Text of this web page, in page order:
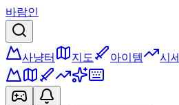
바람인
사냥터 지도 아이템 시세